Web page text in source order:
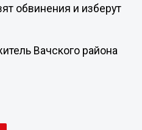
обвинения и изберут
Вачского района